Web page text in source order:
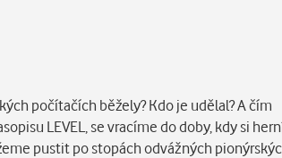
počítačích běžely? Kdo je udělal? A čím
LEVEL, se vracíme do doby, kdy si
pustit po stopách odvážných